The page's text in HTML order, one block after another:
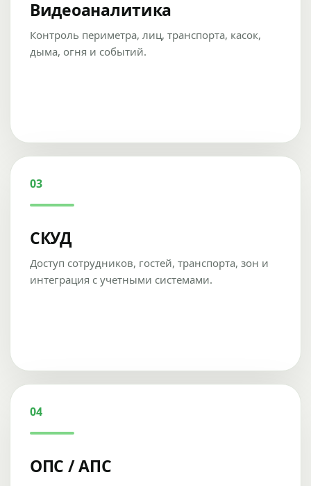
Видеоаналитика
Контроль периметра, лиц, транспорта, касок,
дыма, огня и событий.
03
СКУД
Доступ сотрудников, гостей, транспорта, зон и
интеграция с учетными системами.
04
ОПС / АПС